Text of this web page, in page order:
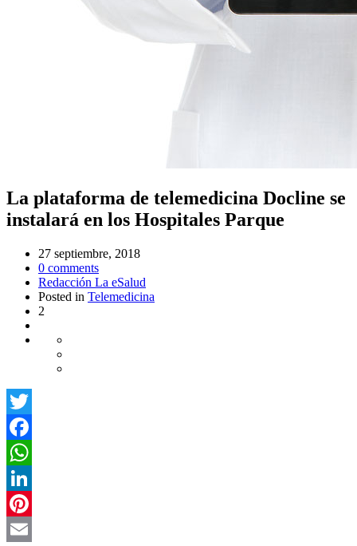
La plataforma de telemedicina Docline se
instalará en los Hospitales Parque
27 septiembre, 2018
0 comments
Redacción La eSalud
Posted in Telemedicina
2
Twitter
Facebook
WhatsApp
LinkedIn
Pinterest